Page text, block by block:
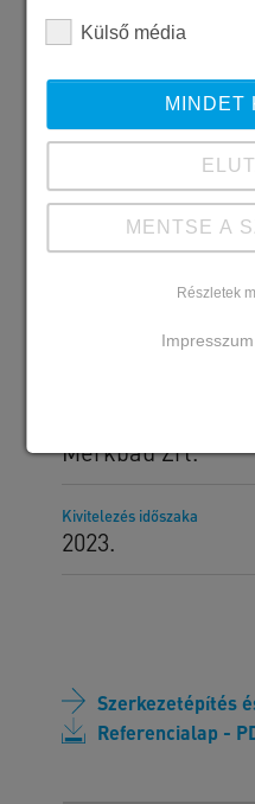
Szállított SW termékek
Kehelynyakak,
Feszített
Födémgerendák,
Merkbau Zrt.
Kivitelezés időszaka
2023.
Szerkezetépítés
Referencialap -
Külső média
MINDET
MENTSE A
Részletek
Impresszum